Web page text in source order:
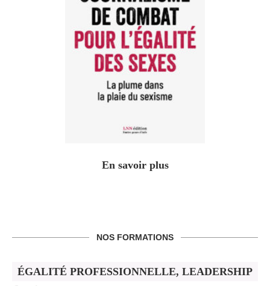
En savoir plus
NOS FORMATIONS
ÉGALITÉ PROFESSIONNELLE, LEADERSHIP